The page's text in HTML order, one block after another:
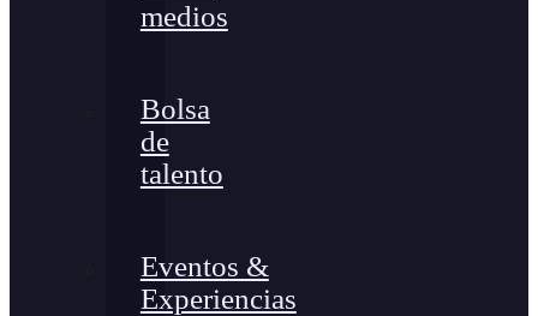
medios
Bolsa
de
talento
Eventos &
Experiencias